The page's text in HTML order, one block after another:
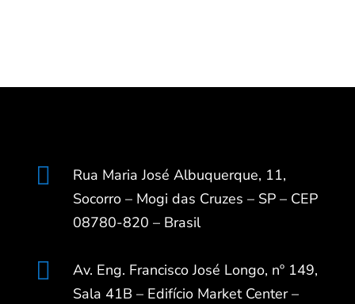

Rua Maria José Albuquerque, 11,
Socorro – Mogi das Cruzes – SP – CEP
08780-820 – Brasil

Av. Eng. Francisco José Longo, nº 149,
Sala 41B – Edifício Market Center –